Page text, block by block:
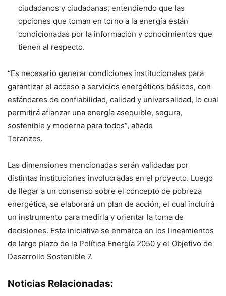
ciudadanos y ciudadanas, entendiendo que las
opciones que toman en torno a la energía están
condicionadas por la información y conocimientos que
tienen al respecto.
“Es necesario generar condiciones institucionales para
garantizar el acceso a servicios energéticos básicos, con
estándares de confiabilidad, calidad y universalidad, lo cual
permitirá afianzar una energía asequible, segura,
sostenible y moderna para todos”, añade
Toranzos.
Las dimensiones mencionadas serán validadas por
distintas instituciones involucradas en el proyecto. Luego
de llegar a un consenso sobre el concepto de pobreza
energética, se elaborará un plan de acción, el cual incluirá
un instrumento para medirla y orientar la toma de
decisiones. Esta iniciativa se enmarca en los lineamientos
de largo plazo de la Política Energía 2050 y el Objetivo de
Desarrollo Sostenible 7.
Noticias Relacionadas: